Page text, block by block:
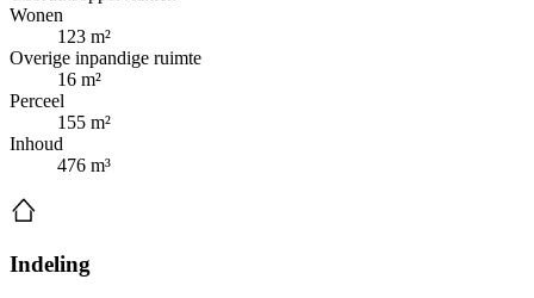
Wonen
123 m²
Overige inpandige ruimte
16 m²
Perceel
155 m²
Inhoud
476 m³
Indeling